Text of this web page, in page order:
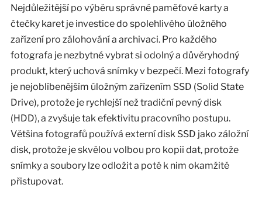
Nejdůležitější po výběru správné paměťové karty a
čtečky karet je investice do spolehlivého úložného
zařízení pro zálohování a archivaci. Pro každého
fotografa je nezbytné vybrat si odolný a důvěryhodný
produkt, který uchová snímky v bezpečí. Mezi fotografy
je nejoblíbenějším úložným zařízením SSD (Solid State
Drive), protože je rychlejší než tradiční pevný disk
(HDD), a zvyšuje tak efektivitu pracovního postupu.
Většina fotografů používá externí disk SSD jako záložní
disk, protože je skvělou volbou pro kopii dat, protože
snímky a soubory lze odložit a poté k nim okamžitě
přistupovat.